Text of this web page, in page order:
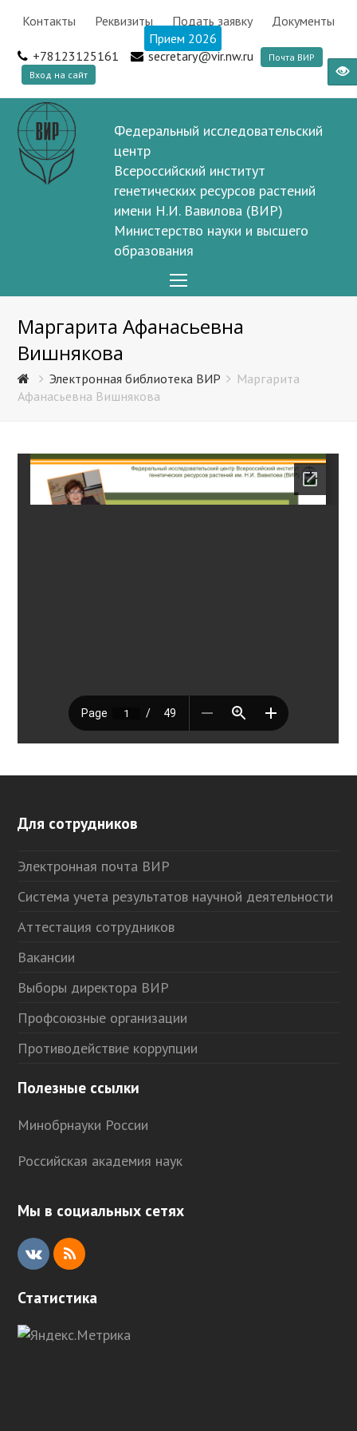
Контакты Реквизиты Подать заявку
Документы
Прием 2026
+78123125161
secretary@vir.nw.ru
Почта ВИР
Вход на сайт
Федеральный исследовательский
центр
Всероссийский институт
генетических ресурсов растений
имени Н.И. Вавилова (ВИР)
Министерство науки и высшего
образования
Menu
Маргарита Афанасьевна
Вишнякова
Электронная библиотека ВИР
Маргарита
Афанасьевна Вишнякова
Для сотрудников
Электронная почта ВИР
Система учета результатов научной деятельности
Аттестация сотрудников
Вакансии
Выборы директора ВИР
Профсоюзные организации
Противодействие коррупции
Полезные ссылки
Минобрнауки России
Российская академия наук
Мы в социальных сетях
V
R
Статистика